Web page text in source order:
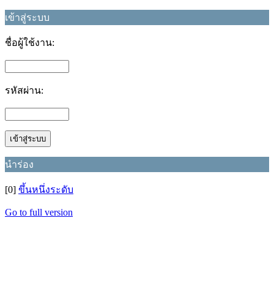
เข้าสู่ระบบ
ชื่อผู้ใช้งาน:
รหัสผ่าน:
นำร่อง
[0] ขึ้นหนึ่งระดับ
Go to full version